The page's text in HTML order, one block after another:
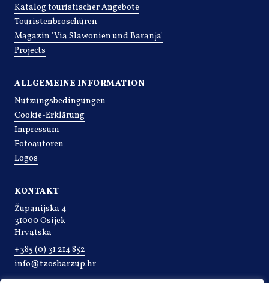
Katalog touristischer Angebote
Touristenbroschüren
Magazin 'Via Slawonien und Baranja'
Projects
ALLGEMEINE INFORMATION
Nutzungsbedingungen
Cookie-Erklärung
Impressum
Fotoautoren
Logos
KONTAKT
Županijska 4
31000 Osijek
Hrvatska
+385 (0) 31 214 852
info@tzosbarzup.hr